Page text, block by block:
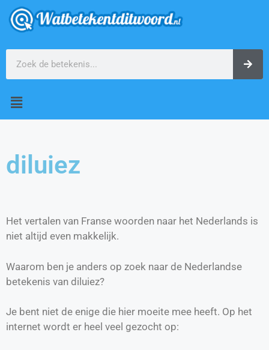
diluiez
Het vertalen van Franse woorden naar het Nederlands is
niet altijd even makkelijk.
Waarom ben je anders op zoek naar de Nederlandse
betekenis van diluiez?
Je bent niet de enige die hier moeite mee heeft. Op het
internet wordt er heel veel gezocht op: